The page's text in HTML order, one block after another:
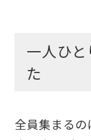
一人ひ
た
全員集まるの